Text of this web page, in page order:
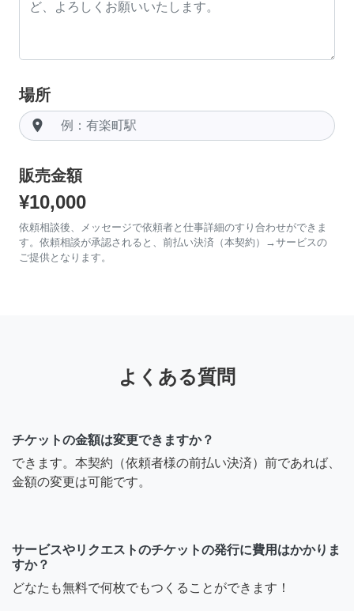
場所
room
販売金額
¥10,000
依頼相談後、メッセージで依頼者と仕事詳細のすり合わせができま
す。依頼相談が承認されると、前払い決済（本契約）→サービスの
ご提供となります。
よくある質問
チケットの金額は変更できますか？
できます。本契約（依頼者様の前払い決済）前であれば、
金額の変更は可能です。
サービスやリクエストのチケットの発行に費用はかかりま
すか？
どなたも無料で何枚でもつくることができます！